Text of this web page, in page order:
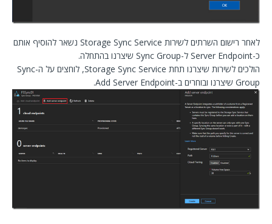
לאחר רישום השרתים לשירות Storage Sync Service נשאר להוסיף אותם
כ-Server Endpoint ל-Sync Group שיצרנו בהתחלה.
הולכים לשירות שיצרנו תחת Storage Sync Service, לוחצים על ה-Sync
Group שיצרנו ובוחרים ב-Add Server Endpoint.